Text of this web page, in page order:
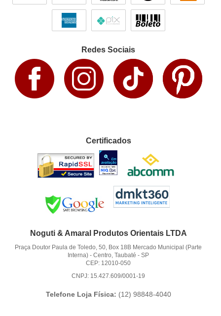
Redes Sociais
Certificados
Noguti & Amaral Produtos Orientais LTDA
Praça Doutor Paula de Toledo, 50, Box 18B Mercado Municipal (Parte
Interna) -Centro, Taubaté -SP
CEP: 12010-050
CNPJ: 15.427.609/0001-19
Telefone Loja Física: (12) 98848-4040